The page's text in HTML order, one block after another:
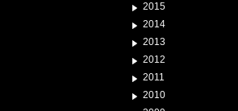
2015
2014
2013
2012
2011
2010